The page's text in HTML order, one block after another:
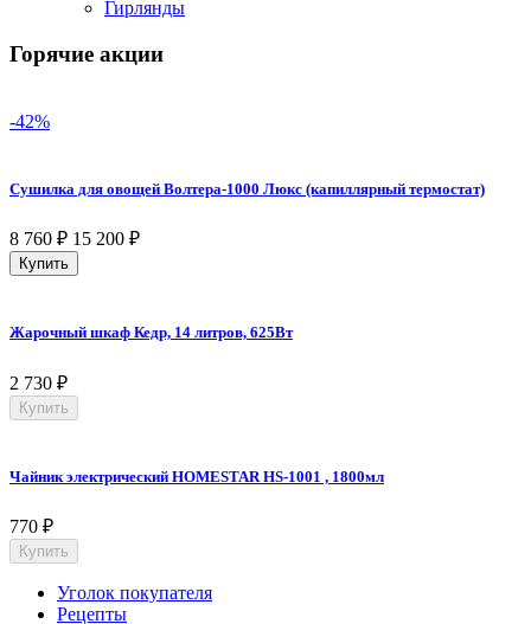
Гирлянды
Горячие акции
-42%
Сушилка для овощей Волтера-1000 Люкс (капиллярный термостат)
8 760 ₽ 15 200 ₽
Купить
Жарочный шкаф Кедр, 14 литров, 625Вт
2 730 ₽
Купить
Чайник электрический HOMESTAR HS-1001 , 1800мл
770 ₽
Купить
Уголок покупателя
Рецепты